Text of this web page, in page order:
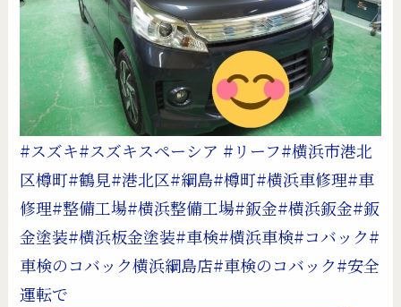
#スズキ#スズキスペーシア #リーフ#横浜市港北
区樽町#鶴見#港北区#綱島#樽町#横浜車修理#車
修理#整備工場#横浜整備工場#鈑金#横浜鈑金#鈑
金塗装#横浜板金塗装#車検#横浜車検#コバック#
車検のコバック横浜綱島店#車検のコバック#安全
運転で